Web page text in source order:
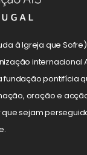
à Igreja que
internacional
fundação pontifícia
oração e
sejam